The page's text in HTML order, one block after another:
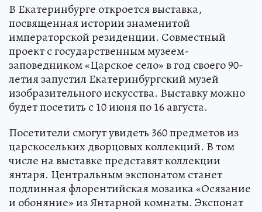
В Екатеринбурге откроется выставка,
посвященная истории знаменитой
императорской резиденции. Совместный
проект с государственным музеем-
заповедником «Царское село» в год своего 90-
летия запустил Екатеринбургский музей
изобразительного искусства. Выставку можно
будет посетить с 10 июня по 16 августа.
Посетители смогут увидеть 360 предметов из
царскосельких дворцовых коллекций. В том
числе на выставке представят коллекции
янтаря. Центральным экспонатом станет
подлинная флорентийская мозаика «Осязание
и обоняние» из Янтарной комнаты. Экспонат